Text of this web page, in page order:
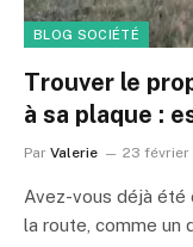
BLOG SOCIÉTÉ
Trouver le
à sa plaque :
Par Valerie 23 février
Avez-vous déjà été
la route, comme un